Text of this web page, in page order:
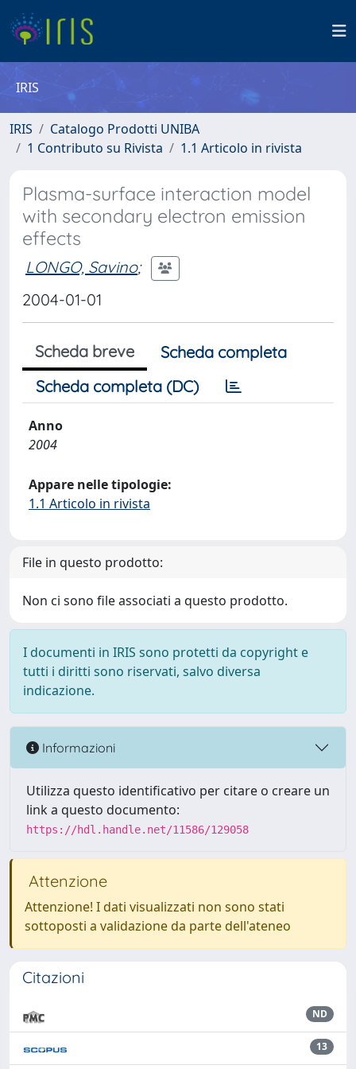
IRIS
IRIS
Catalogo Prodotti UNIBA
1 Contributo su Rivista
1.1 Articolo in rivista
Plasma-surface interaction model
with secondary electron emission
effects
LONGO, Savino;
2004-01-01
Scheda breve
Scheda completa
Scheda completa (DC)
Anno
2004
Appare nelle tipologie:
1.1 Articolo in rivista
File in questo prodotto:
Non ci sono file associati a questo prodotto.
I documenti in IRIS sono protetti da copyright e
tutti i diritti sono riservati, salvo diversa
indicazione.
Informazioni
Utilizza questo identificativo per citare o creare un
link a questo documento:
https://hdl.handle.net/11586/129058
Attenzione
Attenzione! I dati visualizzati non sono stati
sottoposti a validazione da parte dell'ateneo
Citazioni
ND
13